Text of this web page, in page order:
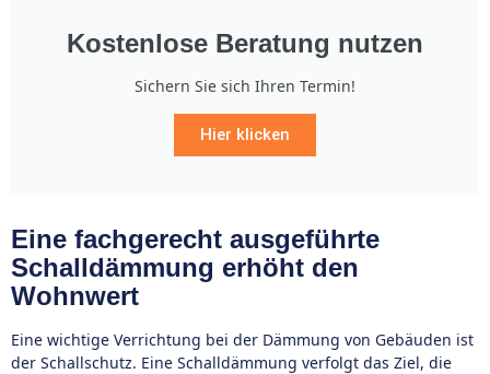
Kostenlose Beratung nutzen
Sichern Sie sich Ihren Termin!
Hier klicken
Eine fachgerecht ausgeführte
Schalldämmung erhöht den
Wohnwert
Eine wichtige Verrichtung bei der Dämmung von Gebäuden ist
der Schallschutz. Eine Schalldämmung verfolgt das Ziel, die